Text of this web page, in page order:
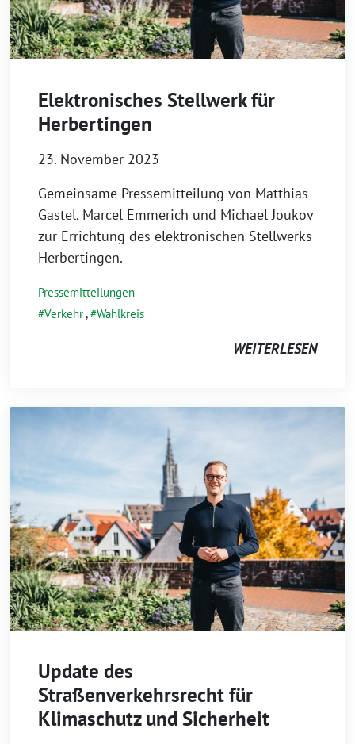
Elektronisches Stellwerk für
Herbertingen
23. November 2023
Gemeinsame Pressemitteilung von Matthias
Gastel, Marcel Emmerich und Michael Joukov
zur Errichtung des elektronischen Stellwerks
Herbertingen.
Pressemitteilungen
Verkehr, Wahlkreis
WEITERLESEN
Update des
Straßenverkehrsrecht für
Klimaschutz und Sicherheit